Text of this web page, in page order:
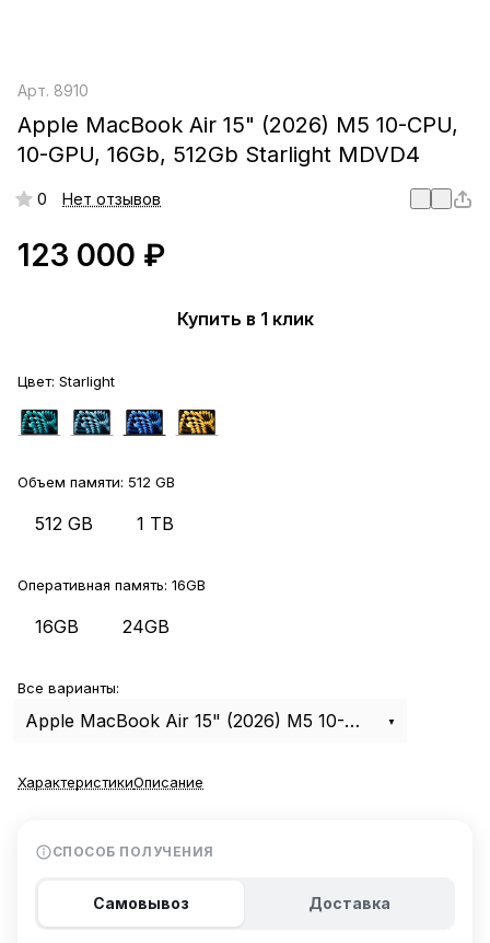
Арт. 8910
Apple MacBook Air 15" (2026) M5 10-CPU,
10-GPU, 16Gb, 512Gb Starlight MDVD4
0 Нет отзывов
123 000 ₽
Купить в 1 клик
Цвет: Starlight
Объем памяти: 512 GB
512 GB 1 TB
Оперативная память: 16GB
16GB 24GB
Все варианты:
Apple MacBook Air 15" (2026) M5 10-CPU, 10-GPU, 16Gb, 512Gb Starlight MDVD4
ХарактеристикиОписание
СПОСОБ ПОЛУЧЕНИЯ
Самовывоз Доставка